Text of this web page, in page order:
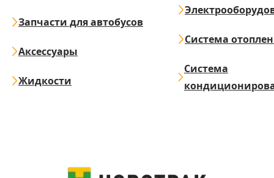
Запчасти для автобусов
Аксессуары
Жидкости
Система
Система